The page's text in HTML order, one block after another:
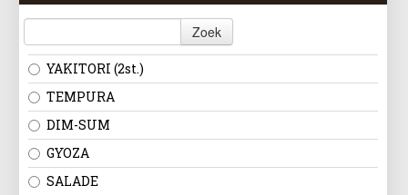
MENU
LOGIN
CONTACT
NL
Zoek
YAKITORI (2st.)
TEMPURA
DIM-SUM
GYOZA
SALADE